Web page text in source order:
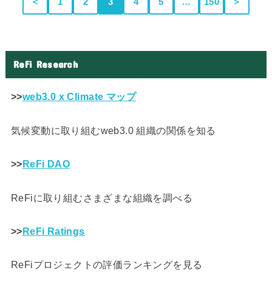
＜ 1 2 3 4 5 … 150 ＞
ReFi Research
>>web3.0 x Climate マップ
気候変動に取り組むweb3.0 組織の関係を知る
>>ReFi DAO
ReFiに取り組むさまざまな組織を調べる
>>ReFi Ratings
ReFiプロジェクトの評価ランキングを見る